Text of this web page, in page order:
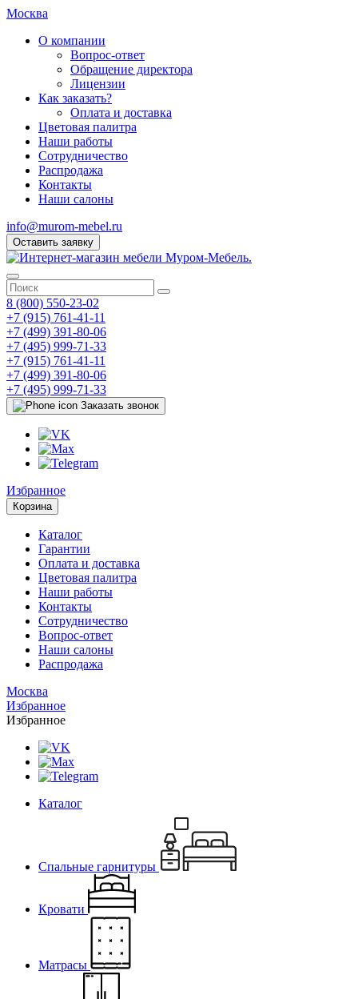
Москва
О компании
Вопрос-ответ
Обращение директора
Лицензии
Как заказать?
Оплата и доставка
Цветовая палитра
Наши работы
Сотрудничество
Распродажа
Контакты
Наши салоны
info@murom-mebel.ru
Оставить заявку
8 (800) 550-23-02
+7 (915) 761-41-11
+7 (499) 391-80-06
+7 (495) 999-71-33
+7 (915) 761-41-11
+7 (499) 391-80-06
+7 (495) 999-71-33
Заказать звонок
Избранное
Корзина
Каталог
Гарантии
Оплата и доставка
Цветовая палитра
Наши работы
Контакты
Сотрудничество
Вопрос-ответ
Наши салоны
Распродажа
Москва
Избранное
Избранное
Каталог
Спальные гарнитуры
Кровати
Матрасы